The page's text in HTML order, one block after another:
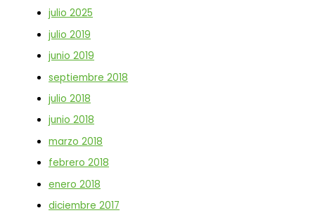
julio 2025
julio 2019
junio 2019
septiembre 2018
julio 2018
junio 2018
marzo 2018
febrero 2018
enero 2018
diciembre 2017